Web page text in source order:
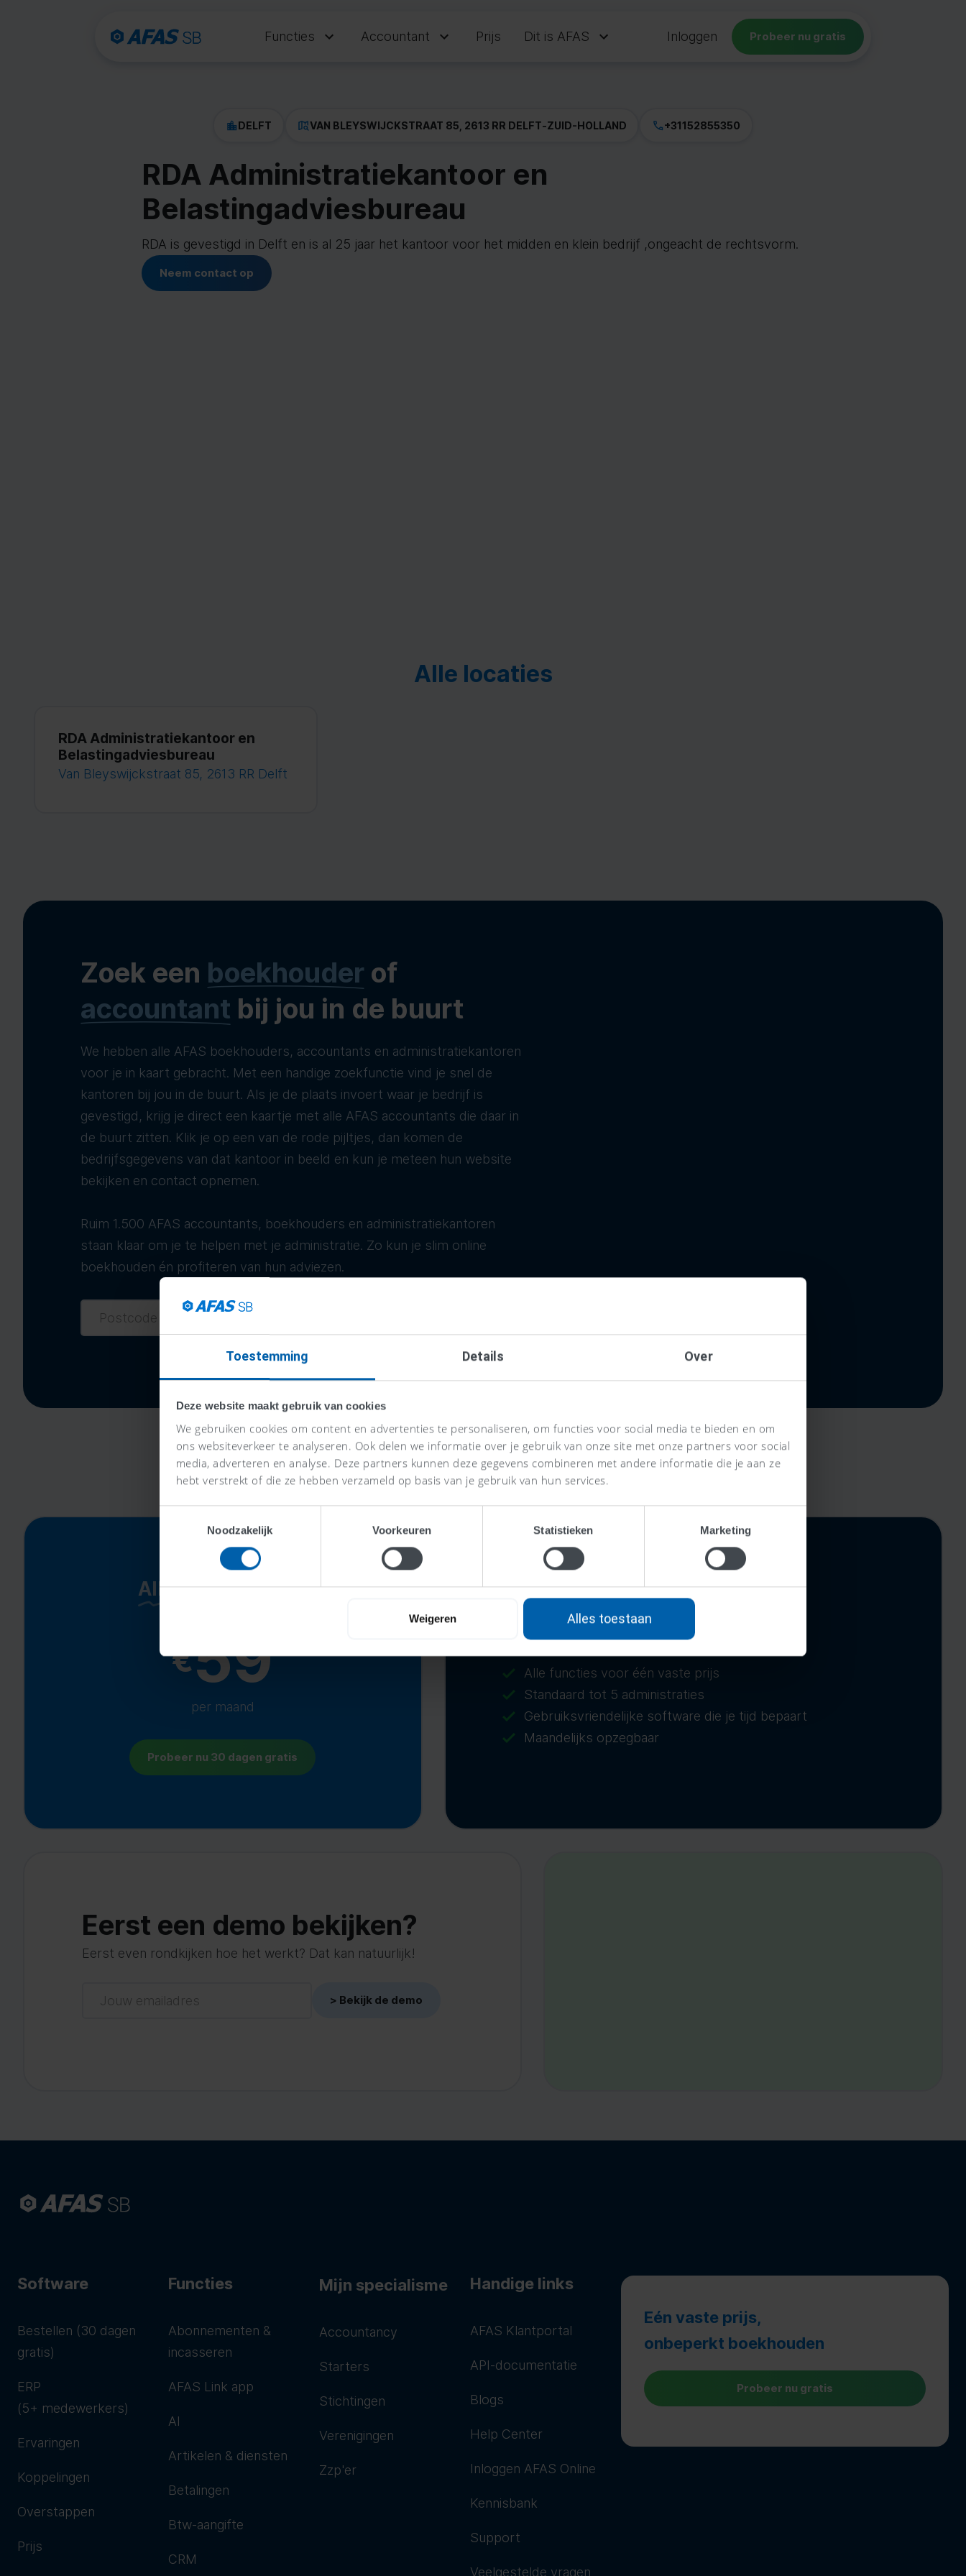
Toestemming Details Over
Deze website maakt gebruik van cookies
We gebruiken cookies om content en advertenties te personaliseren, om functies voor social media te bieden en om
ons websiteverkeer te analyseren. Ook delen we informatie over je gebruik van onze site met onze partners voor social
media, adverteren en analyse. Deze partners kunnen deze gegevens combineren met andere informatie die je aan ze
hebt verstrekt of die ze hebben verzameld op basis van je gebruik van hun services.
Noodzakelijk
Voorkeuren Statistieken Marketing
Weigeren Alles toestaan
Functies Accountant Prijs Dit is AFAS Inloggen Probeer nu gratis
DELFT VAN BLEYSWIJCKSTRAAT 85, 2613 RR DELFT-ZUID-HOLLAND +31152855350
RDA Administratiekantoor en
Belastingadviesbureau
RDA is gevestigd in Delft en is al 25 jaar het kantoor voor het midden en klein bedrijf ,ongeacht de rechtsvorm.
Neem contact op
Alle locaties
RDA Administratiekantoor en
Belastingadviesbureau
Van Bleyswijckstraat 85, 2613 RR Delft
Zoek een boekhouder of
accountant bij jou in de buurt
We hebben alle AFAS boekhouders, accountants en administratiekantoren
voor je in kaart gebracht. Met een handige zoekfunctie vind je snel de
kantoren bij jou in de buurt. Als je de plaats invoert waar je bedrijf is
gevestigd, krijg je direct een kaartje met alle AFAS accountants die daar in
de buurt zitten. Klik je op een van de rode pijltjes, dan komen de
bedrijfsgegevens van dat kantoor in beeld en kun je meteen hun website
bekijken en contact opnemen.
Ruim 1.500 AFAS accountants, boekhouders en administratiekantoren
staan klaar om je te helpen met je administratie. Zo kun je slim online
boekhouden én profiteren van hun adviezen.
Alles-in-één-prijs
€59
per maand
Probeer nu 30 dagen gratis
Eén vaste prijs,
onbeperktboekhouden
Alle functies voor één vaste prijs
Standaard tot 5 administraties
Gebruiksvriendelijke software die je tijd bepaart
Maandelijks opzegbaar
Eerst een demo bekijken?
Eerst even rondkijken hoe het werkt? Dat kan natuurlijk!
Software
Bestellen (30 dagen
gratis)
ERP
(5+ medewerkers)
Ervaringen
Koppelingen
Overstappen
Prijs
Functies
Abonnementen &
incasseren
AFAS Link app
AI
Artikelen & diensten
Betalingen
Btw-aangifte
CRM
Mijn specialisme
Accountancy
Starters
Stichtingen
Verenigingen
Zzp'er
Handige links
AFAS Klantportal
API-documentatie
Blogs
Help Center
Inloggen AFAS Online
Kennisbank
Support
Veelgestelde vragen
Eén vaste prijs,
onbeperkt boekhouden
Probeer nu gratis